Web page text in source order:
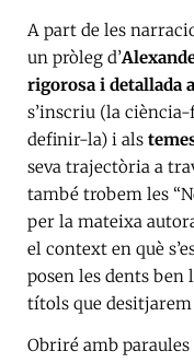
A part de les
un pròleg d’
rigorosa i detallada
s’inscriu (la ciència-
definir-la) i als
seva trajectòria a
també trobem les
per la mateixa
el context en què
posen les dents
títols que
Obriré amb